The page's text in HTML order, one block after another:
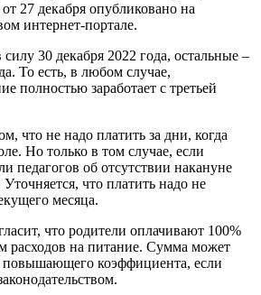
27 декабря опубликовано на
интернет-портале.
30 декабря 2022 года, остальные –
То есть, в любом случае,
полностью заработает с третьей
что не надо платить за дни, когда
Но только в том случае, если
педагогов об отсутствии накануне
что платить надо не
месяца.
что родители оплачивают 100%
расходов на питание. Сумма может
повышающего коэффициента, если